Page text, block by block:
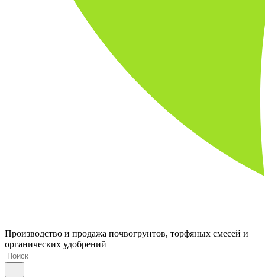
Производство и продажа почвогрунтов, торфяных смесей и
органических удобрений